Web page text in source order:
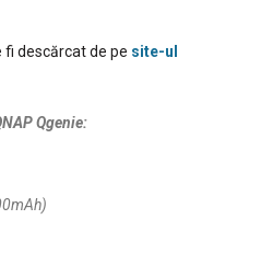
fi descărcat de pe site-ul
Qgenie: